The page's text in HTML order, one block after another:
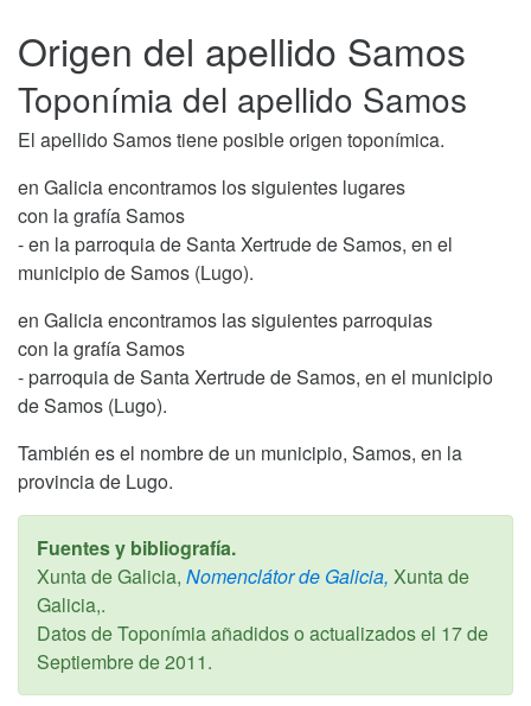
Origen del apellido Samos
Toponímia del apellido Samos
El apellido Samos tiene posible origen toponímica.
en Galicia encontramos los siguientes lugares
con la grafía Samos
- en la parroquia de Santa Xertrude de Samos, en el
municipio de Samos (Lugo).
en Galicia encontramos las siguientes parroquias
con la grafía Samos
- parroquia de Santa Xertrude de Samos, en el municipio
de Samos (Lugo).
También es el nombre de un municipio, Samos, en la
provincia de Lugo.
Fuentes y bibliografía.
Xunta de Galicia, Nomenclátor de Galicia, Xunta de
Galicia,.
Datos de Toponímia añadidos o actualizados el 17 de
Septiembre de 2011.